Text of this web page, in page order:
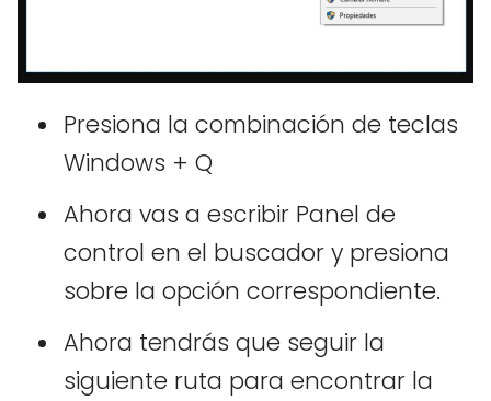
Presiona la combinación de teclas
Windows + Q
Ahora vas a escribir Panel de
control en el buscador y presiona
sobre la opción correspondiente.
Ahora tendrás que seguir la
siguiente ruta para encontrar la